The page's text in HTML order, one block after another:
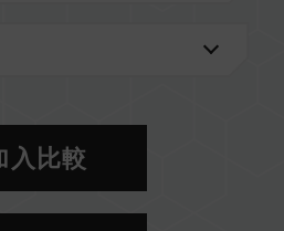
至
進一步了
量、頻率、品牌、型號的記憶
記憶體皆通過相容性測試配對
同套裝的記憶體，將可能導致
入比較